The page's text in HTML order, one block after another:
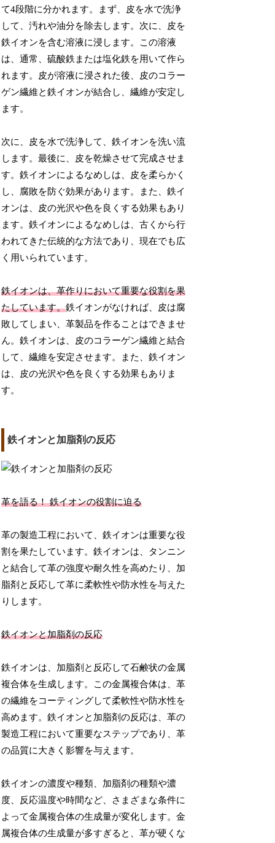
て4段階に分かれます。まず、皮を水で洗浄
して、汚れや油分を除去します。次に、皮を
鉄イオンを含む溶液に浸します。この溶液
は、通常、硫酸鉄または塩化鉄を用いて作ら
れます。皮が溶液に浸された後、皮のコラー
ゲン繊維と鉄イオンが結合し、繊維が安定し
ます。
次に、皮を水で洗浄して、鉄イオンを洗い流
します。最後に、皮を乾燥させて完成させま
す。鉄イオンによるなめしは、皮を柔らかく
し、腐敗を防ぐ効果があります。また、鉄イ
オンは、皮の光沢や色を良くする効果もあり
ます。鉄イオンによるなめしは、古くから行
われてきた伝統的な方法であり、現在でも広
く用いられています。
鉄イオンは、革作りにおいて重要な役割を果
たしています。鉄イオンがなければ、皮は腐
敗してしまい、革製品を作ることはできませ
ん。鉄イオンは、皮のコラーゲン繊維と結合
して、繊維を安定させます。また、鉄イオン
は、皮の光沢や色を良くする効果もありま
す。
鉄イオンと加脂剤の反応
革を語る！ 鉄イオンの役割に迫る
革の製造工程において、鉄イオンは重要な役
割を果たしています。鉄イオンは、タンニン
と結合して革の強度や耐久性を高めたり、加
脂剤と反応して革に柔軟性や防水性を与えた
りします。
鉄イオンと加脂剤の反応
鉄イオンは、加脂剤と反応して石鹸状の金属
複合体を生成します。この金属複合体は、革
の繊維をコーティングして柔軟性や防水性を
高めます。鉄イオンと加脂剤の反応は、革の
製造工程において重要なステップであり、革
の品質に大きく影響を与えます。
鉄イオンの濃度や種類、加脂剤の種類や濃
度、反応温度や時間など、さまざまな条件に
よって金属複合体の生成量が変化します。金
属複合体の生成量が多すぎると、革が硬くな